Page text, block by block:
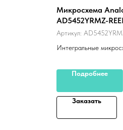
Микросхема
AD5452YRMZ-
Артикул:
Интегральные
Подробнее
Заказать